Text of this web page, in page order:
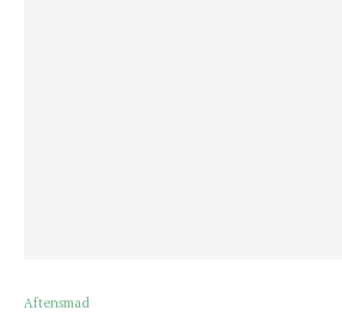
Aftensmad